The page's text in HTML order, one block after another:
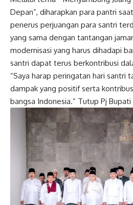
Depan”, diharapkan para pantri
penerus perjuangan para santri
yang sama dengan tantangan
modernisasi yang harus dihadapi
santri dapat terus berkontribusi
“Saya harap peringatan hari santri
dampak yang positif serta
bangsa Indonesia.” Tutup Pj Bupati